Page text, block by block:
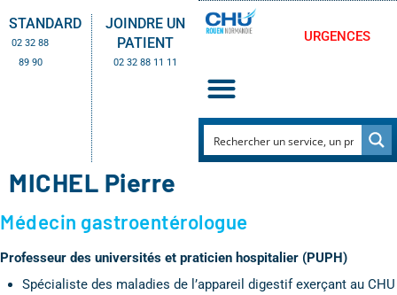
STANDARD
02 32 88
89 90
JOINDRE UN
PATIENT
02 32 88 11 11
URGENCES
MICHEL Pierre
Médecin gastroentérologue
Professeur des universités et praticien hospitalier (PUPH)
Spécialiste des maladies de l’appareil digestif exerçant au CHU